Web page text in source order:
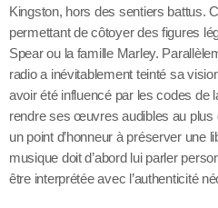
Kingston, hors des sentiers battus.
permettant de côtoyer des figures
Spear ou la famille Marley.
radio a inévitablement teinté sa
avoir été influencé par les codes de
rendre ses œuvres audibles au plus
un point d’honneur à préserver une
musique doit d’abord lui parler
être interprétée avec l’authenticité